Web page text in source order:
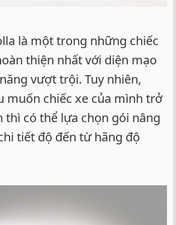
là một trong những chiếc
thiện nhất với diện mạo
vượt trội. Tuy nhiên,
muốn chiếc xe của mình trở
thì có thể lựa chọn gói nâng
tiết độ đến từ hãng độ